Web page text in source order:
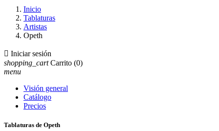
Inicio
Tablaturas
Artistas
Opeth
 Iniciar sesión
shopping_cart Carrito (0)
menu
Visión general
Catálogo
Precios
Tablaturas de Opeth